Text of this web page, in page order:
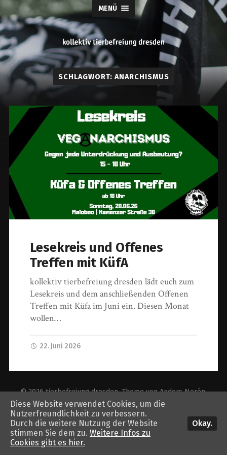
MENÜ
tierbefreiung
dresden
SCHLAGWORT: ANARCHISMUS
Lesekreis und Offenes
Treffen mit KüfA
kollektiv tierbefreiung dresden lädt euch zum
Lesekreis und dem anschließenden Offenen
Treffen mit Küfa im Juni ein. Diesen Monat
wollen…
22. Juni 2026
© 2026tierbefreiung dresden. Theme vonAnders Norén.
Diese Website verwendet Cookies, um die
Nutzerfreundlichkeit zu verbessern.
Durch die weitere Nutzung der Website
stimmen Sie dem zu. Weitere Infos zu
Cookies gibt es hier.
Okay.